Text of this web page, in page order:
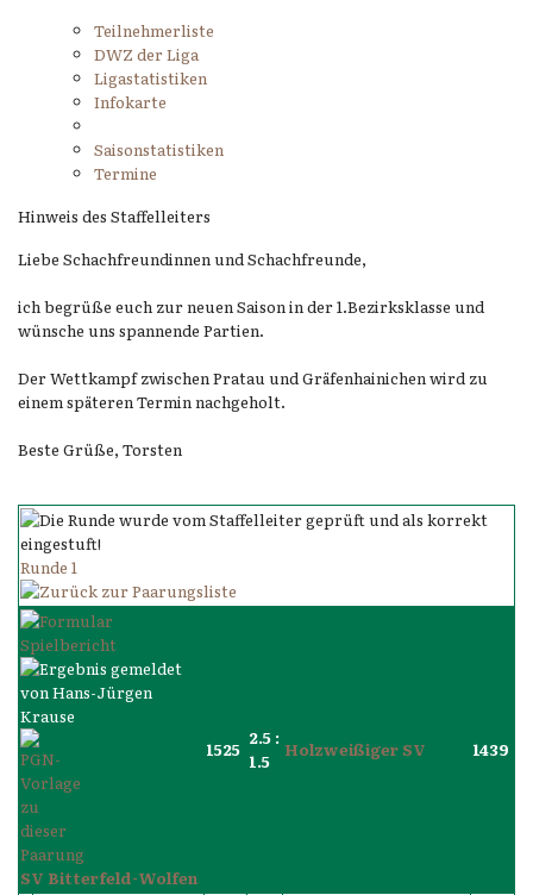
Teilnehmerliste
DWZ der Liga
Ligastatistiken
Infokarte
Saisonstatistiken
Termine
Hinweis des Staffelleiters
Liebe Schachfreundinnen und Schachfreunde,
ich begrüße euch zur neuen Saison in der 1.Bezirksklasse und
wünsche uns spannende Partien.
Der Wettkampf zwischen Pratau und Gräfenhainichen wird zu
einem späteren Termin nachgeholt.
Beste Grüße, Torsten
Runde 1
SV Bitterfeld-Wolfen
1525
2.5 :
1.5
Holzweißiger SV 1439